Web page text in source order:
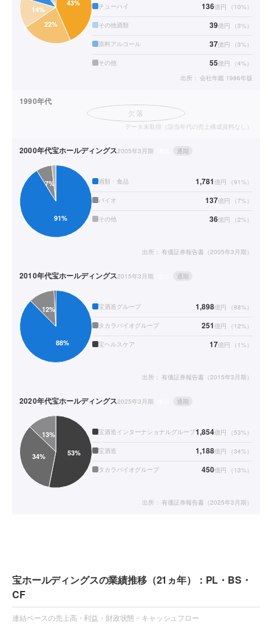
チューハイ 136億円 （ 10%）
その他酒類 39億円 （3%）
原料アルコール 37億円 （3%）
その他 55億円 （4%）
出所： 会社年鑑 1986年版
1990年代
欠落
データ未取得（該当年代の売上構成資料なし）
2000年代宝ホールディングス2005年3月期 通期
酒類・食品 1,781億円 （91%）
バイオ 137億円 （7%）
その他 36億円 （2%）
出所： 有価証券報告書（2005年3月期）
2010年代宝ホールディングス2015年3月期 通期
宝酒造グループ 1,898億円 （88%）
タカラバイオグループ 251億円 （ 12%）
宝ヘルスケア 17億円 （ 1%）
出所： 有価証券報告書（2015年3月期）
2020年代宝ホールディングス2025年3月期 通期
宝酒造インターナショナルグループ1,854億円 （53%）
宝酒造 1,188億円 （34%）
タカラバイオグループ 450億円 （ 13%）
出所： 有価証券報告書（2025年3月期）
宝ホールディングスの業績推移（21ヵ年）：PL・BS・
CF
連結ベースの売上高・利益・財政状態・キャッシュフロー